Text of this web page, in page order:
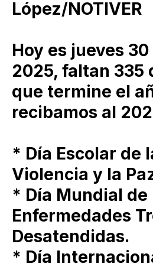
López/NOTIVER
Hoy es jueves
2025, faltan 335
que termine el
recibamos al
* Día Escolar de
Violencia y la
* Día Mundial de
Enfermedades
Desatendidas.
* Día